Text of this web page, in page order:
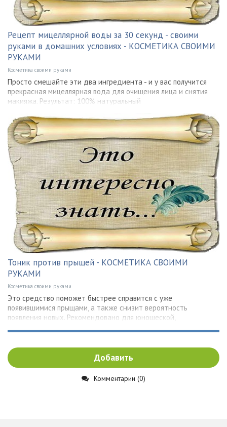
Рецепт мицеллярной воды за 30 секунд - своими
руками в домашних условиях - КОСМЕТИКА СВОИМИ
РУКАМИ
Косметика своими руками
Просто смешайте эти два ингредиента - и у вас получится
прекрасная мицеллярная вода для очищения лица и снятия
макияжа. Результат: 100% натуральный
Тоник против прыщей - КОСМЕТИКА СВОИМИ
РУКАМИ
Косметика своими руками
Это средство поможет быстрее справится с уже
появившимися прыщами, а также снизит вероятность
появления новых. Рекомендовано для юношеской,
Добавить
Комментарии (0)